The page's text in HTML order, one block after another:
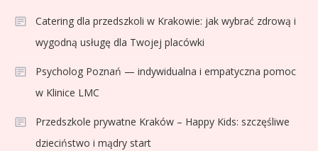
Catering dla przedszkoli w Krakowie: jak wybrać zdrową i
wygodną usługę dla Twojej placówki
Psycholog Poznań — indywidualna i empatyczna pomoc
w Klinice LMC
Przedszkole prywatne Kraków – Happy Kids: szczęśliwe
dzieciństwo i mądry start